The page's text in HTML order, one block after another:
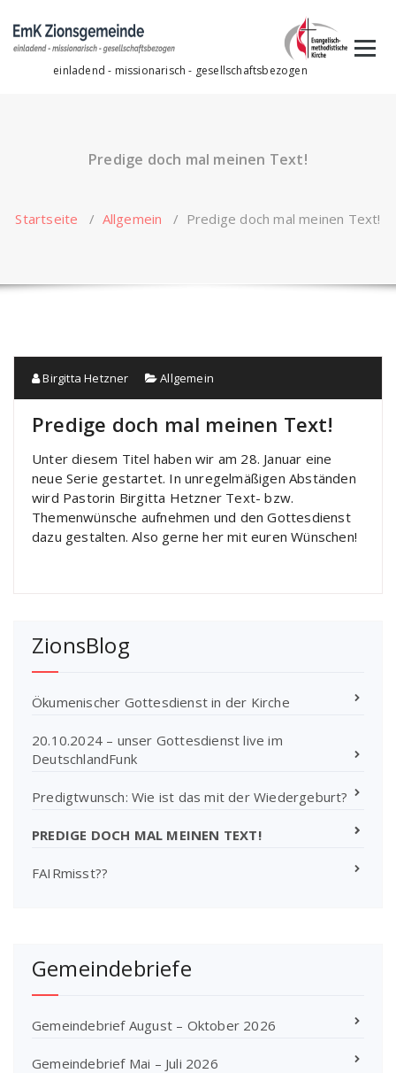
Inhalt
springen
einladend - missionarisch - gesellschaftsbezogen
Predige doch mal meinen Text!
Startseite / Allgemein / Predige doch mal meinen Text!
Birgitta Hetzner Allgemein
Predige doch mal meinen Text!
Unter diesem Titel haben wir am 28. Januar eine
neue Serie gestartet. In unregelmäßigen Abständen
wird Pastorin Birgitta Hetzner Text- bzw.
Themenwünsche aufnehmen und den Gottesdienst
dazu gestalten. Also gerne her mit euren Wünschen!
ZionsBlog
Ökumenischer Gottesdienst in der Kirche
20.10.2024 – unser Gottesdienst live im
DeutschlandFunk
Predigtwunsch: Wie ist das mit der Wiedergeburt?
PREDIGE DOCH MAL MEINEN TEXT!
FAIRmisst??
Gemeindebriefe
Gemeindebrief August – Oktober 2026
Gemeindebrief Mai – Juli 2026